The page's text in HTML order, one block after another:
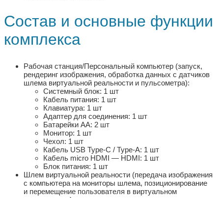
Состав и основные функции
комплекса
Рабочая станция/Персональный компьютер (запуск,
рендеринг изображения, обработка данных с датчиков
шлема виртуальной реальности и пульсометра):
Системный блок: 1 шт
Кабель питания: 1 шт
Клавиатура: 1 шт
Адаптер для соединения: 1 шт
Батарейки АА: 2 шт
Монитор: 1 шт
Чехол: 1 шт
Кабель USB Type-C / Type-A: 1 шт
Кабель micro HDMI — HDMI: 1 шт
Блок питания: 1 шт
Шлем виртуальной реальности (передача изображения
с компьютера на мониторы шлема, позиционирование
и перемещение пользователя в виртуальном